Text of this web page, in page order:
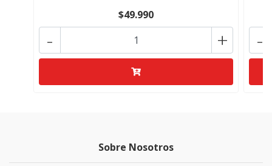
$49.990
+
- -
Sobre Nosotros